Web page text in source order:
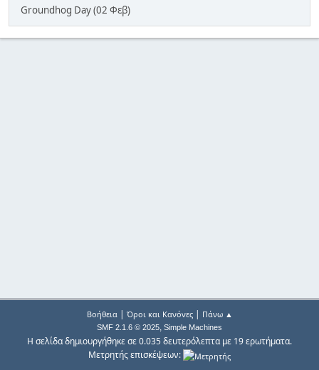
Groundhog Day (02 Φεβ)
Βοήθεια| Όροι και Κανόνες| Πάνω ▲
SMF 2.1.6 © 2025, Simple Machines
Η σελίδα δημιουργήθηκε σε 0.035 δευτερόλεπτα με 19 ερωτήματα.
Μετρητής επισκέψεων: